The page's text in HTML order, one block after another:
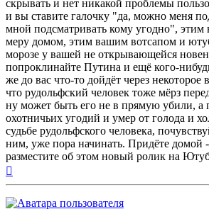
скрывать и нет никакой проблемы
и вы ставите галочку "да, можно меня
мной подсматривать кому угодно",
меру домом, этим вашим вотсапом и
морозе у вашей не открывающейся
попроклинайте Путина и ещё кого-
же до вас что-то дойдёт через
что рудольфский человек тоже мёрз
ну может быть его не в прямую убили, а
охотничьих угодий и умер от голода и
судьбе рудольфского человека,
ним, уже пора начинать. Придёте домой
разместите об этом новый ролик на
к
началу